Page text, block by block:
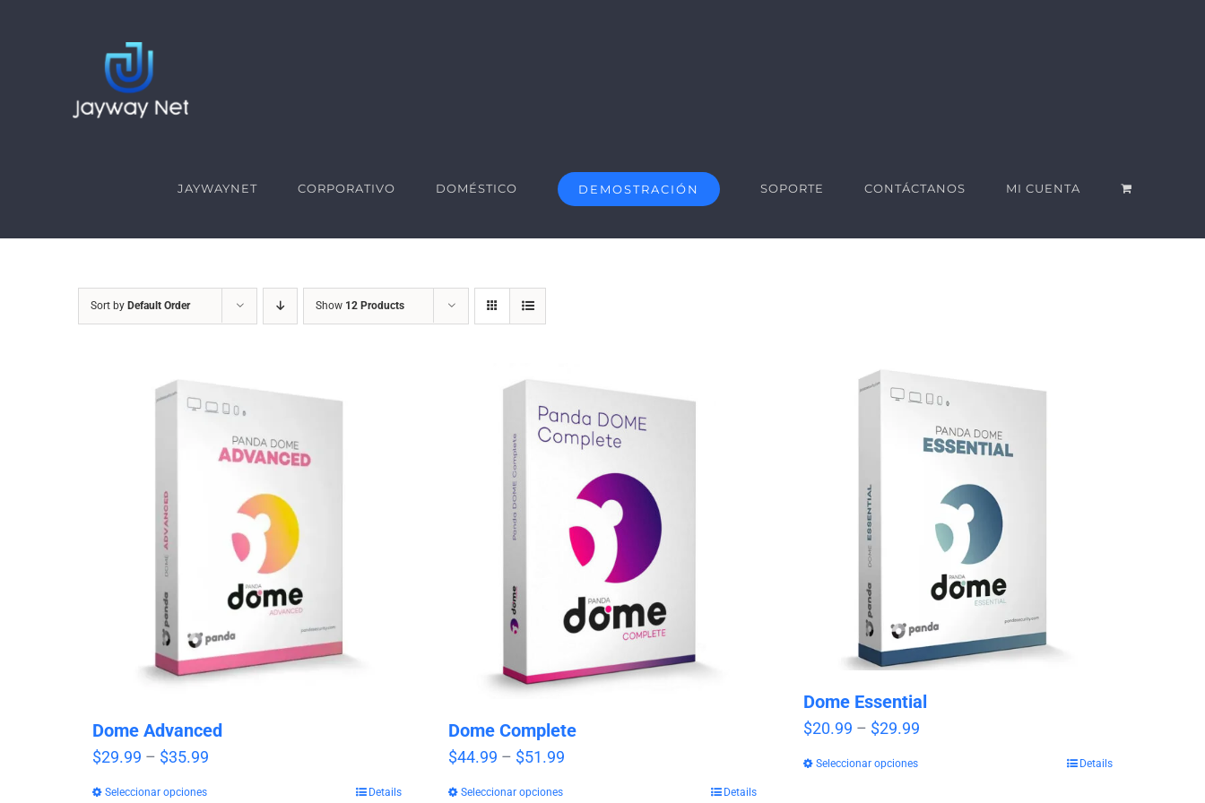
JAYWAYNET CORPORATIVO DOMÉSTICO DEMOSTRACIÓN SOPORTE CONTÁCTANOS MI CUENTA
Sort by Default Order Show 12 Products
Dome Advanced
$29.99 – $35.99
Seleccionar opciones Details
Dome Complete
$44.99 – $51.99Price
Seleccionar opciones Details
Dome Essential
$20.99 – $29.99
Seleccionar opciones Details